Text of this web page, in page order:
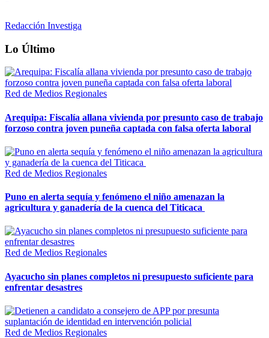
Redacción Investiga
Lo Último
Red de Medios Regionales
Arequipa: Fiscalía allana vivienda por presunto caso de trabajo
forzoso contra joven puneña captada con falsa oferta laboral
Red de Medios Regionales
Puno en alerta sequía y fenómeno el niño amenazan la
agricultura y ganadería de la cuenca del Titicaca
Red de Medios Regionales
Ayacucho sin planes completos ni presupuesto suficiente para
enfrentar desastres
Red de Medios Regionales